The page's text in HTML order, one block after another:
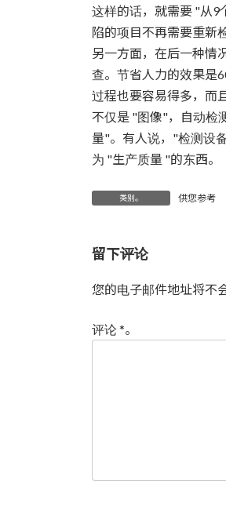
这样的话，就需要 "从9
陷的项目不再需要重新
另一方面，在后一种情
查。节省人力的效果
过程也要容易得多，而
不仅是 "图像"，自动检
量"。有人说，"检测设
为 "生产质量 "的东西。
类别。 供您参考
留下评论
您的电子邮件地址将不
评论*。